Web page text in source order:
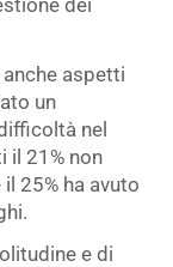
aspetti
un
nel
il 21% non
25% ha avuto
e di